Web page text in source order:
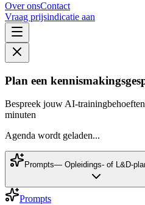
Over onsContact
Vraag prijsindicatie aan
Plan een
Bespreek jouw AI-
minuten
Agenda wordt geladen...
Prompts— Opleidings- of L&D-
Prompts